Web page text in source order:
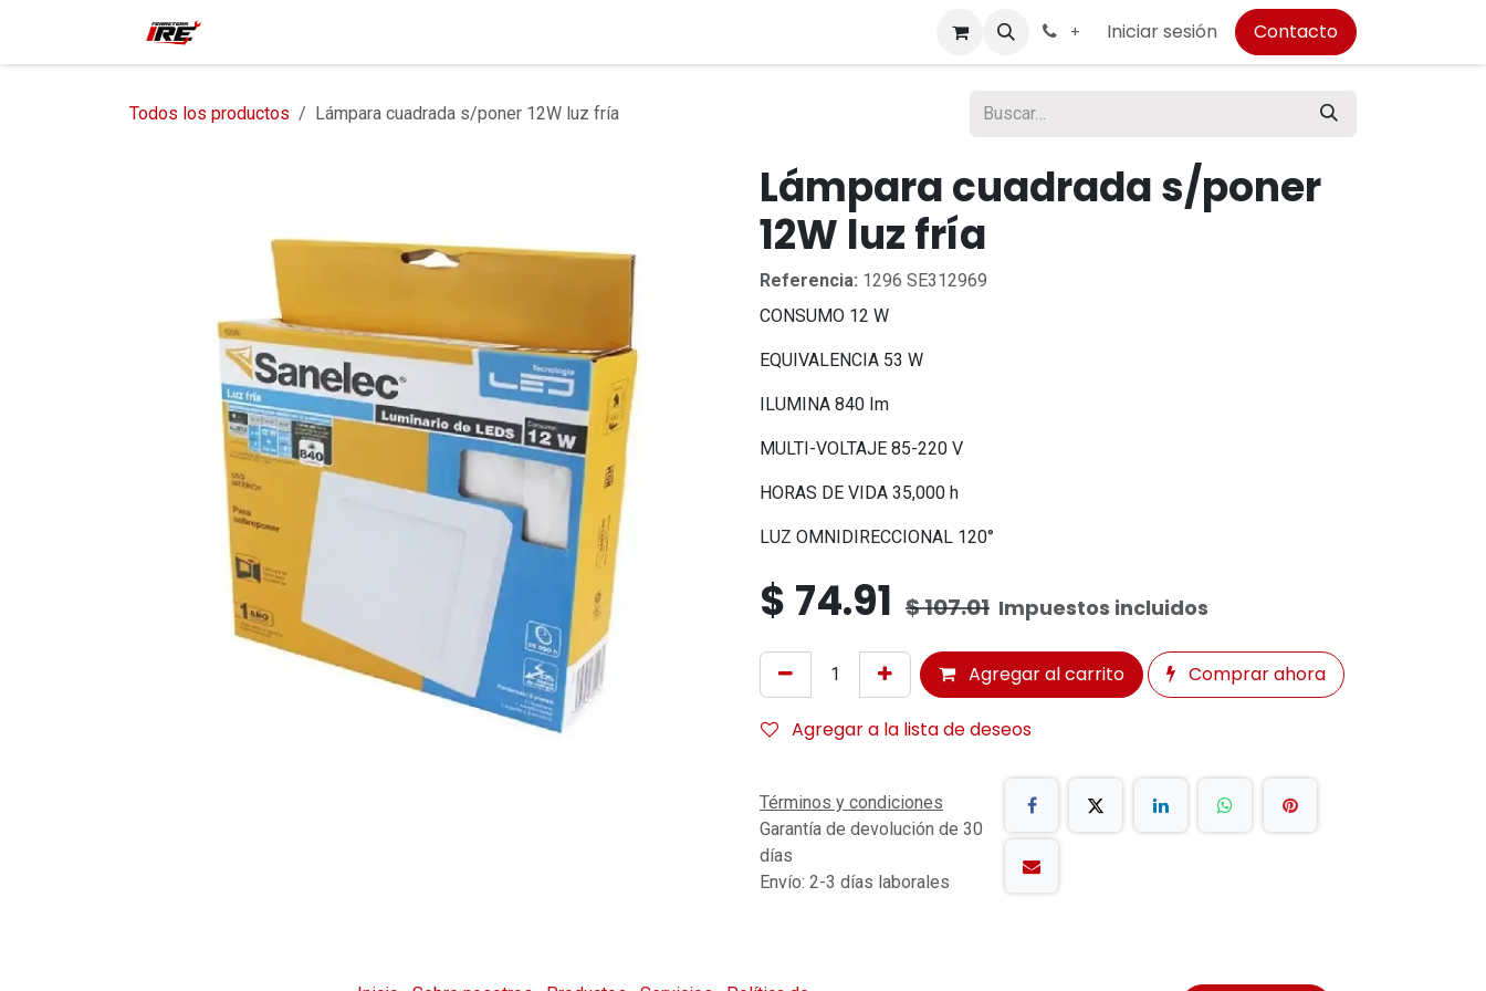
+ Iniciar sesión Contacto
Todos los productos Lámpara cuadrada s/poner 12W luz fría
Lámpara cuadrada s/poner
12W luz fría
Referencia: 1296 SE312969
CONSUMO 12 W
EQUIVALENCIA 53 W
ILUMINA 840 Im
MULTI-VOLTAJE 85-220 V
HORAS DE VIDA 35,000 h
LUZ OMNIDIRECCIONAL 120°
$ 74.91 $107.01 Impuestos incluidos
Agregar al carrito Comprar ahora
Agregar a la lista de deseos
Términos y condiciones
Garantía de devolución de 30
días
Envío: 2-3 días laborales